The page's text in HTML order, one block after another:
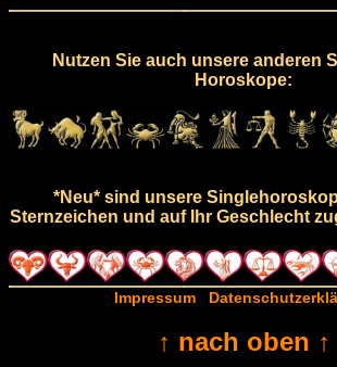
Nutzen Sie auch unsere anderen
Horoskope:
*Neu* sind unsere
Sternzeichen und auf Ihr Geschlecht
Impressum
↑ nach oben ↑